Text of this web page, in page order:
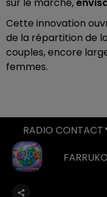
Cette innovation
de la répartition de
couples, encore
femmes.